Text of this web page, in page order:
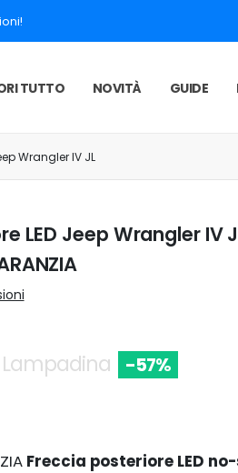
TUTTO NOVITÀ GUIDE
Wrangler IV JL
LED Jeep Wrangler IV
-57%
Freccia posteriore LED